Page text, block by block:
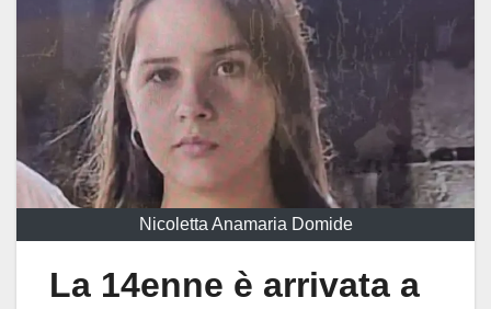
Nicoletta Anamaria Domide
La 14enne è arrivata a